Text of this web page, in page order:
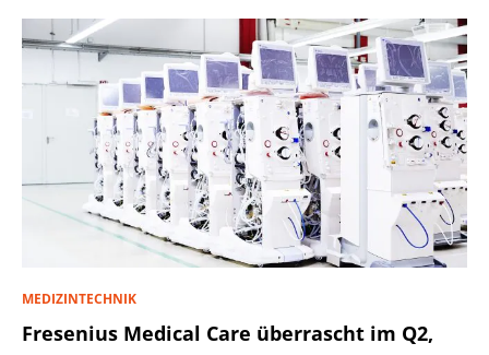
MEDIZINTECHNIK
Fresenius Medical Care überrascht im Q2,